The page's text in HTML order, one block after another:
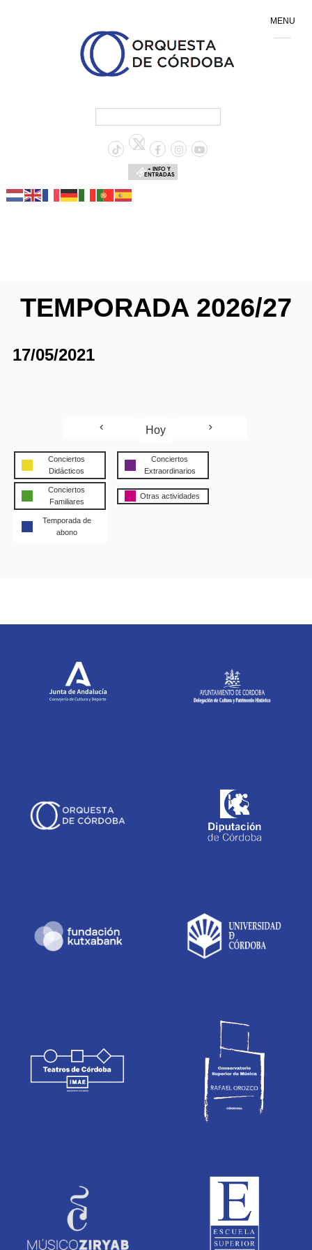
+ INFO Y
ENTRADAS
TEMPORADA 2026/27
17/05/2021
Hoy
Conciertos
Didácticos
Conciertos
Extraordinarios
Conciertos
Familiares
Otras actividades
Temporada de
abono
MENU